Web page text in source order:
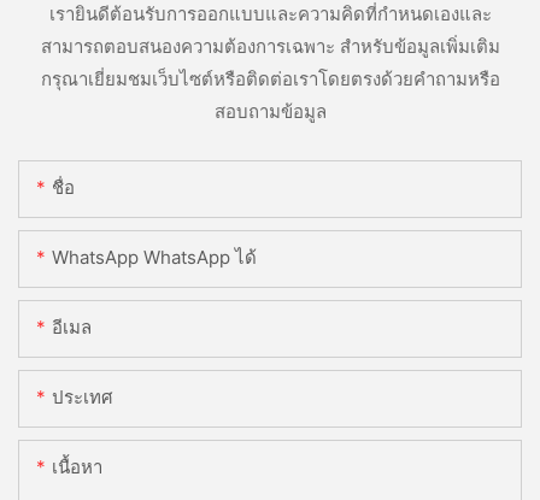
เรายินดีต้อนรับการออกแบบและความคิดที่กำหนดเองและ
สามารถตอบสนองความต้องการเฉพาะ สำหรับข้อมูลเพิ่มเติม
กรุณาเยี่ยมชมเว็บไซต์หรือติดต่อเราโดยตรงด้วยคำถามหรือ
สอบถามข้อมูล
ชื่อ
WhatsApp WhatsApp ได้
อีเมล
ประเทศ
เนื้อหา